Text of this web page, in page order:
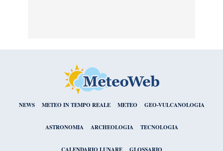
NEWS METEO IN TEMPO REALE METEO GEO-VULCANOLOGIA
ASTRONOMIA ARCHEOLOGIA TECNOLOGIA